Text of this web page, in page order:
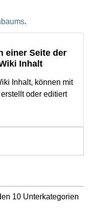
.
einer Seite der
Inhalt
Inhalt, können mit
oder editiert
10 Unterkategorien